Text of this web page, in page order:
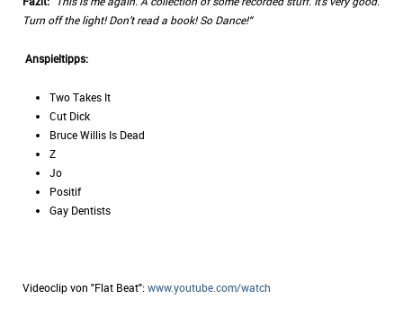
Turn off the light! Don’t read a book! So Dance!“
Anspieltipps:
Two Takes It
Cut Dick
Bruce Willis Is Dead
Z
Jo
Positif
Gay Dentists
Videoclip von "Flat Beat":www.youtube.com/watch